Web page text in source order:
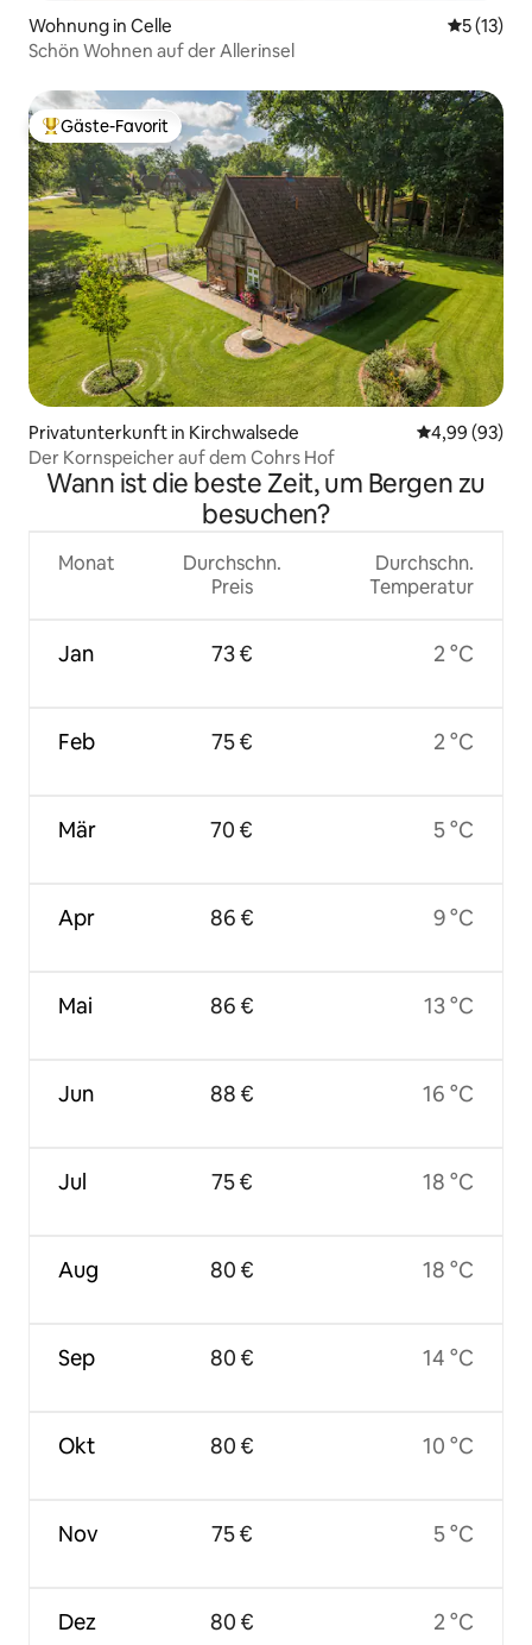
Wohnung in Celle
5 (13)
Schön Wohnen auf der Allerinsel
Beliebter Gäste-Favorit.
Gäste-Favorit
Privatunterkunft in Kirchwalsede
4,99 (93)
Der Kornspeicher auf dem Cohrs Hof
Wann ist die beste Zeit, um Bergen zu
besuchen?
Monat
Jan
Feb
Mär
Apr
Mai
Jun
Jul
Aug
Sep
Okt
Nov
Dez
Durchschn.
Preis
73 €
75 €
70 €
86 €
86 €
88 €
75 €
80 €
80 €
80 €
75 €
80 €
Durchschn.
Temperatur
2 °C
2 °C
5 °C
9 °C
13 °C
16 °C
18 °C
18 °C
14 °C
10 °C
5 °C
2 °C